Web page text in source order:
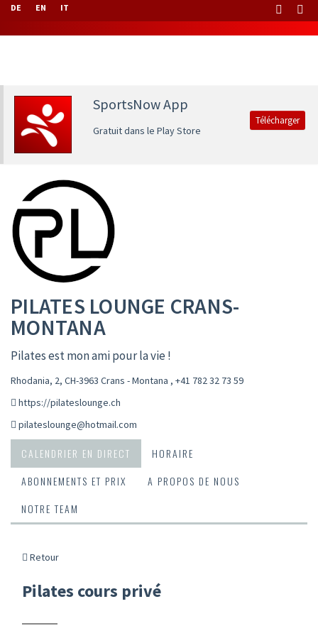
DE EN IT
SportsNow App
Gratuit dans le Play Store
Télécharger
PILATES LOUNGE CRANS-
MONTANA
Pilates est mon ami pour la vie !
Rhodania, 2, CH-3963 Crans - Montana , +41 782 32 73 59
https://pilateslounge.ch
pilateslounge@hotmail.com
CALENDRIER EN DIRECT
HORAIRE
ABONNEMENTS ET PRIX
A PROPOS DE NOUS
NOTRE TEAM
Retour
Pilates cours privé